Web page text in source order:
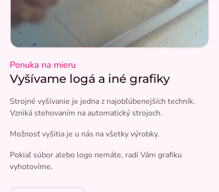
Ponuka na mieru
Vyšívame logá a iné grafiky
Strojné vyšívanie je jedna z najobľúbenejších techník.
Vzniká stehovaním na automatický strojoch.
Možnosť vyšitia je u nás na všetky výrobky.
Pokiaľ súbor alebo logo nemáte, radi Vám grafiku
vyhotovíme.